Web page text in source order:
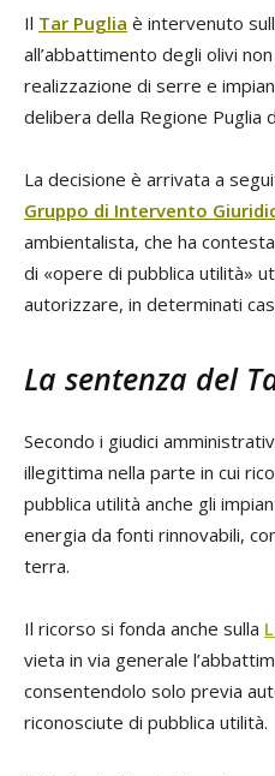
Il Tar Puglia è intervenuto
all’abbattimento degli olivi
realizzazione di serre e
delibera della Regione Puglia
La decisione è arrivata a
Gruppo di Intervento
ambientalista, che ha
di «opere di pubblica utilità»
autorizzare, in determinati
La sentenza del
Secondo i giudici
illegittima nella parte in cui
pubblica utilità anche gli
energia da fonti rinnovabili,
terra.
Il ricorso si fonda anche sulla
vieta in via generale
consentendolo solo previa
riconosciute di pubblica utilità.